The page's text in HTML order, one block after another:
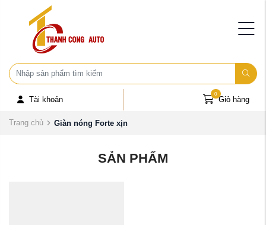
Tài khoản Giỏ hàng
0
Trang chủ Giàn nóng Forte xịn
SẢN PHẨM